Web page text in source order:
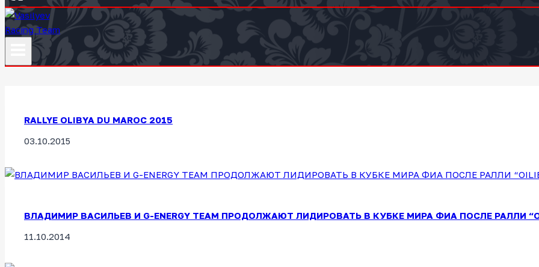
RALLYE OLIBYA DU MAROC 2015
03.10.2015
ВЛАДИМИР ВАСИЛЬЕВ И G-ENERGY TEAM ПРОДОЛЖАЮТ ЛИДИРОВАТЬ В КУБКЕ МИРА ФИА ПОСЛЕ РАЛЛИ
11.10.2014